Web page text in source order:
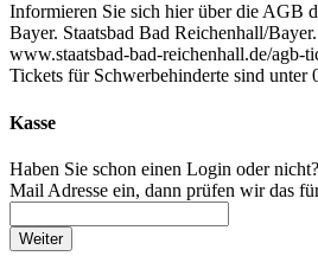
Informieren Sie sich hier über die AGB
Bayer. Staatsbad Bad Reichenhall/
www.staatsbad-bad-reichenhall.de/agb-
Tickets für Schwerbehinderte sind unter
Kasse
Haben Sie schon einen Login oder
Mail Adresse ein, dann prüfen wir das
Weiter